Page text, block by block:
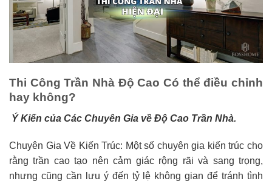
Thi Công Trần Nhà Độ Cao Có thể điều chỉnh
hay không?
Ý Kiến của Các Chuyên Gia về Độ Cao Trần Nhà.
Chuyên Gia Về Kiến Trúc: Một số chuyên gia kiến trúc cho
rằng trần cao tạo nên cảm giác rộng rãi và sang trọng,
nhưng cũng cần lưu ý đến tỷ lệ không gian để tránh tình